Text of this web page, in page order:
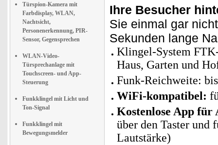
Türspion-Kamera mit
Farbdisplay, WLAN,
Nachtsicht,
Personenerkennung, PIR-
Sensor, Gegensprechen
WLAN-Video-
Türsprechanlage mit
Touchscreen- und App-
Steuerung
Funkklingel mit Licht und
Ton-Signal
Funkklingel mit
Bewegungsmelder
Ihre Besucher
Sie einmal gar
Sekunden lange
Klingel-System
Haus, Garten und
Funk-Reichweite:
WiFi-kompatibel:
Kostenlose App
über den Taster
Lautstärke)